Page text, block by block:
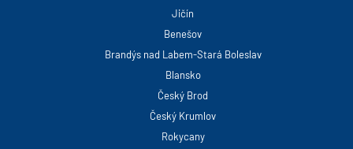
Jičín
Benešov
Brandýs nad Labem-Stará Boleslav
Blansko
Český Brod
Český Krumlov
Rokycany